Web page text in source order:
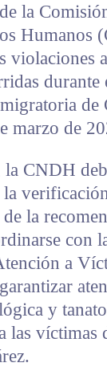
la
Humanos
violaciones
durante
de
marzo de
la CNDH
la
con
a
y
las víctimas